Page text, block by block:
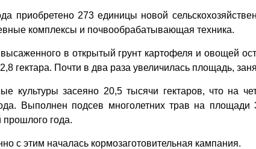
приобретено 273 единицы новой
комплексы и почвообрабатывающая техника.
высаженного в открытый грунт картофеля и овощей
гектара. Почти в два раза увеличилась площадь,
культуры засеяно 20,5 тысячи гектаров, что на
Выполнен подсев многолетних трав на площади
прошлого года.
с этим началась кормозаготовительная кампания.